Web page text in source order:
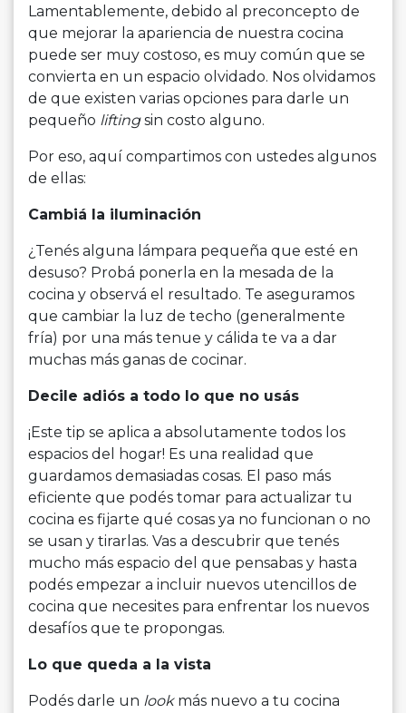
Lamentablemente, debido al preconcepto de
que mejorar la apariencia de nuestra cocina
puede ser muy costoso, es muy común que se
convierta en un espacio olvidado. Nos olvidamos
de que existen varias opciones para darle un
pequeño liftingsin costo alguno.
Por eso, aquí compartimos con ustedes algunos
de ellas:
Cambiá la iluminación
¿Tenés alguna lámpara pequeña que esté en
desuso? Probá ponerla en la mesada de la
cocina y observá el resultado. Te aseguramos
que cambiar la luz de techo (generalmente
fría) por una más tenue y cálida te va a dar
muchas más ganas de cocinar.
Decile adiós a todo lo que no usás
¡Este tip se aplica a absolutamente todos los
espacios del hogar! Es una realidad que
guardamos demasiadas cosas. El paso más
eficiente que podés tomar para actualizar tu
cocina es fijarte qué cosas ya no funcionan o no
se usan y tirarlas. Vas a descubrir que tenés
mucho más espacio del que pensabas y hasta
podés empezar a incluir nuevos utencillos de
cocina que necesites para enfrentar los nuevos
desafíos que te propongas.
Lo que queda a la vista
Podés darle un lookmás nuevo a tu cocina